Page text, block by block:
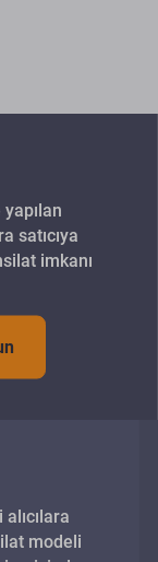
satıcıya
imkanı
modeli